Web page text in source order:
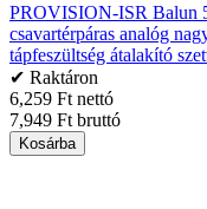
PROVISION-ISR Balun
csavartérpáras analóg
tápfeszültség átalakító
✔ Raktáron
6,259 Ft nettó
7,949 Ft bruttó
Kosárba